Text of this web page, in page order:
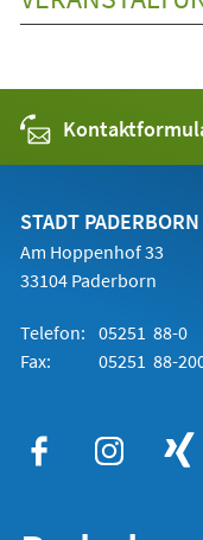
STADT PADERBORN
Am Hoppenhof 33
33104 Paderborn
Telefon: 05251 88-0
Fax:
05251 88-